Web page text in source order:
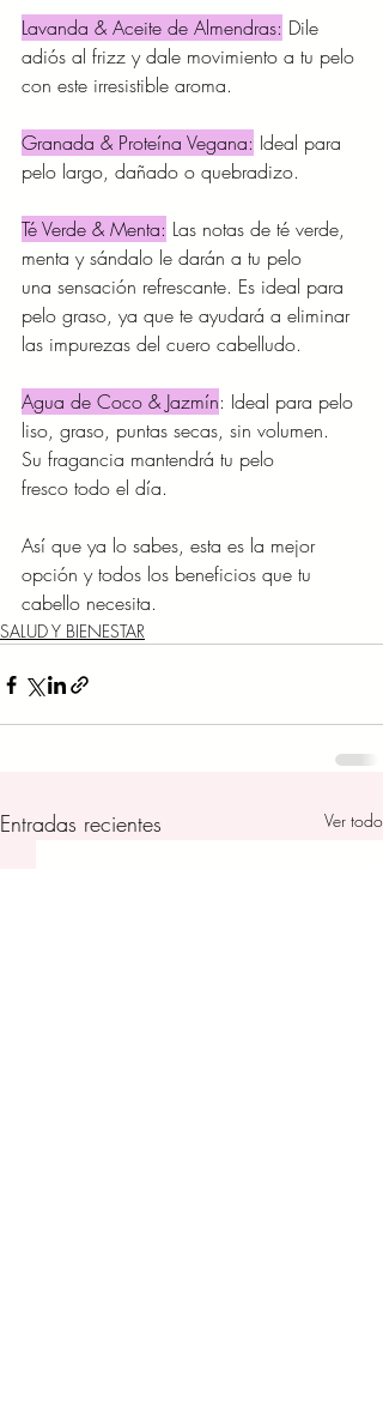
Lavanda & Aceite de Almendras: Dile
adiós al frizz y dale movimiento a tu pelo
con este irresistible aroma.
Granada & Proteína Vegana: Ideal para
pelo largo, dañado o quebradizo.
Té Verde & Menta: Las notas de té verde,
menta y sándalo le darán a tu pelo
una sensación refrescante. Es ideal para
pelo graso, ya que te ayudará a eliminar
las impurezas del cuero cabelludo.
Agua de Coco & Jazmín: Ideal para pelo
liso, graso, puntas secas, sin volumen.
Su fragancia mantendrá tu pelo
fresco todo el día.
Así que ya lo sabes, esta es la mejor
opción y todos los beneficios que tu
cabello necesita.
SALUD Y BIENESTAR
Entradas recientes Ver todo